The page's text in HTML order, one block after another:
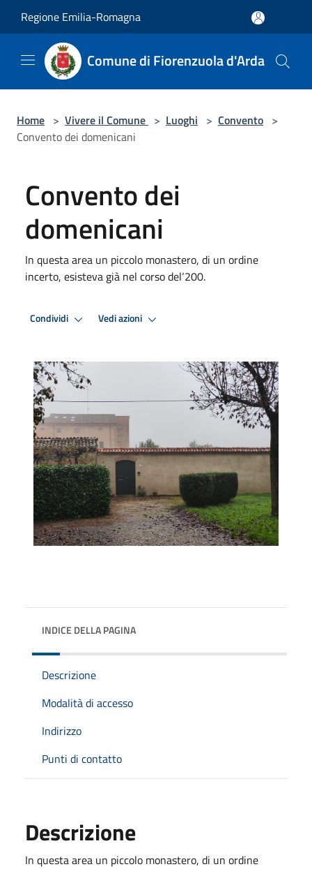
Regione Emilia-Romagna
Comune di Fiorenzuola d'Arda
Home > Vivere il Comune > Luoghi > Convento >
Convento dei domenicani
Convento dei
domenicani
In questa area un piccolo monastero, di un ordine
incerto, esisteva già nel corso del‘200.
Condividi Vedi azioni
INDICE DELLA PAGINA
Descrizione
Modalità di accesso
Indirizzo
Punti di contatto
Descrizione
In questa area un piccolo monastero, di un ordine